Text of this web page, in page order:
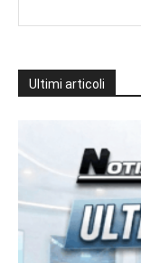
Ultimi articoli